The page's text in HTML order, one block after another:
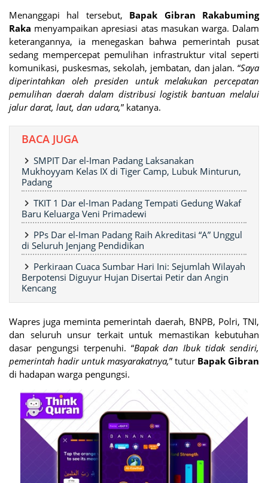
Menanggapi hal tersebut, Bapak Gibran Rakabuming
Raka menyampaikan apresiasi atas masukan warga. Dalam
keterangannya, ia menegaskan bahwa pemerintah pusat
sedang mempercepat pemulihan infrastruktur vital seperti
komunikasi, puskesmas, sekolah, jembatan, dan jalan. “Saya
diperintahkan oleh presiden untuk melakukan percepatan
pemulihan daerah dalam distribusi logistik bantuan melalui
jalur darat, laut, dan udara,” katanya.
BACA JUGA
SMPIT Dar el-Iman Padang Laksanakan
Mukhoyyam Kelas IX di Tiger Camp, Lubuk Minturun,
Padang
TKIT 1 Dar el-Iman Padang Tempati Gedung Wakaf
Baru Keluarga Veni Primadewi
PPs Dar el-Iman Padang Raih Akreditasi “A” Unggul
di Seluruh Jenjang Pendidikan
Perkiraan Cuaca Sumbar Hari Ini: Sejumlah Wilayah
Berpotensi Diguyur Hujan Disertai Petir dan Angin
Kencang
Wapres juga meminta pemerintah daerah, BNPB, Polri, TNI,
dan seluruh unsur terkait untuk memastikan kebutuhan
dasar pengungsi terpenuhi. “Bapak dan Ibuk tidak sendiri,
pemerintah hadir untuk masyarakatnya,” tutur Bapak Gibran
di hadapan warga pengungsi.